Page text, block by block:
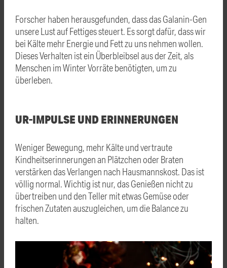
Forscher haben herausgefunden, dass das Galanin-Gen
unsere Lust auf Fettiges steuert. Es sorgt dafür, dass wir
bei Kälte mehr Energie und Fett zu uns nehmen wollen.
Dieses Verhalten ist ein Überbleibsel aus der Zeit, als
Menschen im Winter Vorräte benötigten, um zu
überleben.
UR-IMPULSE UND ERINNERUNGEN
Weniger Bewegung, mehr Kälte und vertraute
Kindheitserinnerungen an Plätzchen oder Braten
verstärken das Verlangen nach Hausmannskost. Das ist
völlig normal. Wichtig ist nur, das Genießen nicht zu
übertreiben und den Teller mit etwas Gemüse oder
frischen Zutaten auszugleichen, um die Balance zu
halten.